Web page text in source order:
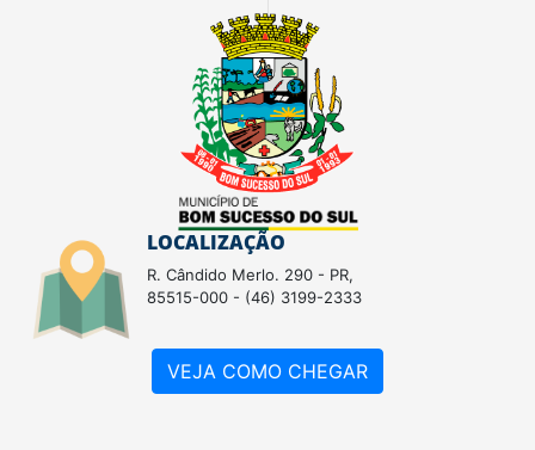
LOCALIZAÇÃO
R. Cândido Merlo. 290 - PR,
85515-000 - (46) 3199-2333
VEJA COMO CHEGAR